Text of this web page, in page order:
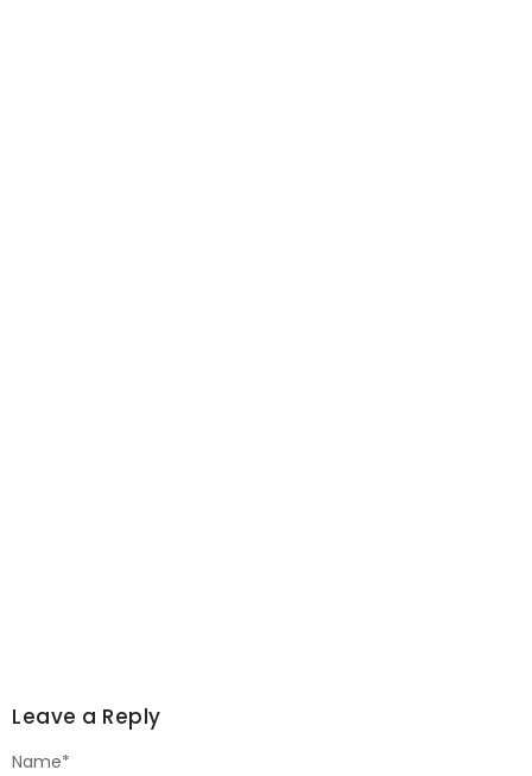
Leave a Reply
Name*